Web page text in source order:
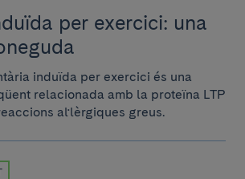
per exercici: una
induïda per exercici és una
relacionada amb la proteïna LTP
al·lèrgiques greus.